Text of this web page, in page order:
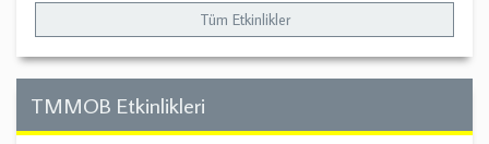
Tüm Etkinlikler
TMMOB Etkinlikleri